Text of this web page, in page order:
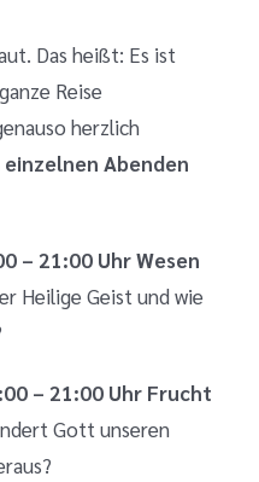
Das heißt: Es ist
Reise
herzlich
einzelnen Abenden
– 21:00 UhrWesen
Heilige Geist und wie
– 21:00 Uhr Frucht
Gott unseren